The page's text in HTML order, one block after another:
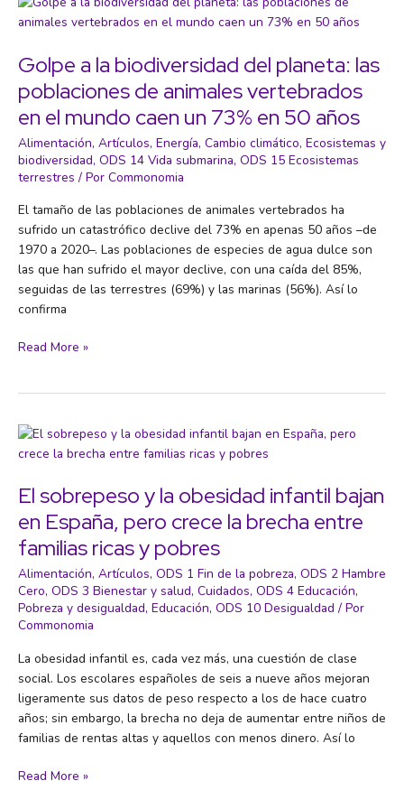
vaciada’:
climático,
despoblación
y
globalización
las
zonas
Golpe a la biodiversidad del planeta: las
poblaciones de animales vertebrados
en el mundo caen un 73% en 50 años
Alimentación, Artículos, Energía, Cambio climático, Ecosistemas y
biodiversidad, ODS 14 Vida submarina, ODS 15 Ecosistemas
terrestres / Por Commonomia
El tamaño de las poblaciones de animales vertebrados ha
sufrido un catastrófico declive del 73% en apenas 50 años –de
1970 a 2020–. Las poblaciones de especies de agua dulce son
las que han sufrido el mayor declive, con una caída del 85%,
seguidas de las terrestres (69%) y las marinas (56%). Así lo
confirma
Golpe
del
planeta:
poblaciones
de
animales
vertebrados
en
el
mundo
caen
73%
en
50
años
Read More »
El sobrepeso y la obesidad infantil bajan
en España, pero crece la brecha entre
familias ricas y pobres
Alimentación, Artículos, ODS 1 Fin de la pobreza, ODS 2 Hambre
Cero, ODS 3 Bienestar y salud, Cuidados, ODS 4 Educación,
Pobreza y desigualdad, Educación, ODS 10 Desigualdad / Por
Commonomia
La obesidad infantil es, cada vez más, una cuestión de clase
social. Los escolares españoles de seis a nueve años mejoran
ligeramente sus datos de peso respecto a los de hace cuatro
años; sin embargo, la brecha no deja de aumentar entre niños de
familias de rentas altas y aquellos con menos dinero. Así lo
El
Read More »